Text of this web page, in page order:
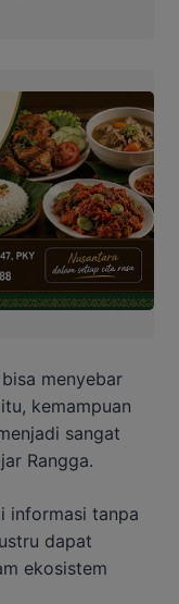
menyebar
kemampuan
sangat
Rangga.
informasi tanpa
dapat
ekosistem